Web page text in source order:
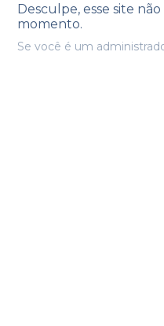
Desculpe, esse site
momento.
Se você é um